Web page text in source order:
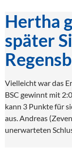
Hertha
später
Vielleicht war das
BSC gewinnt mit
kann 3 Punkte für
aus. Andreas
unerwarteten